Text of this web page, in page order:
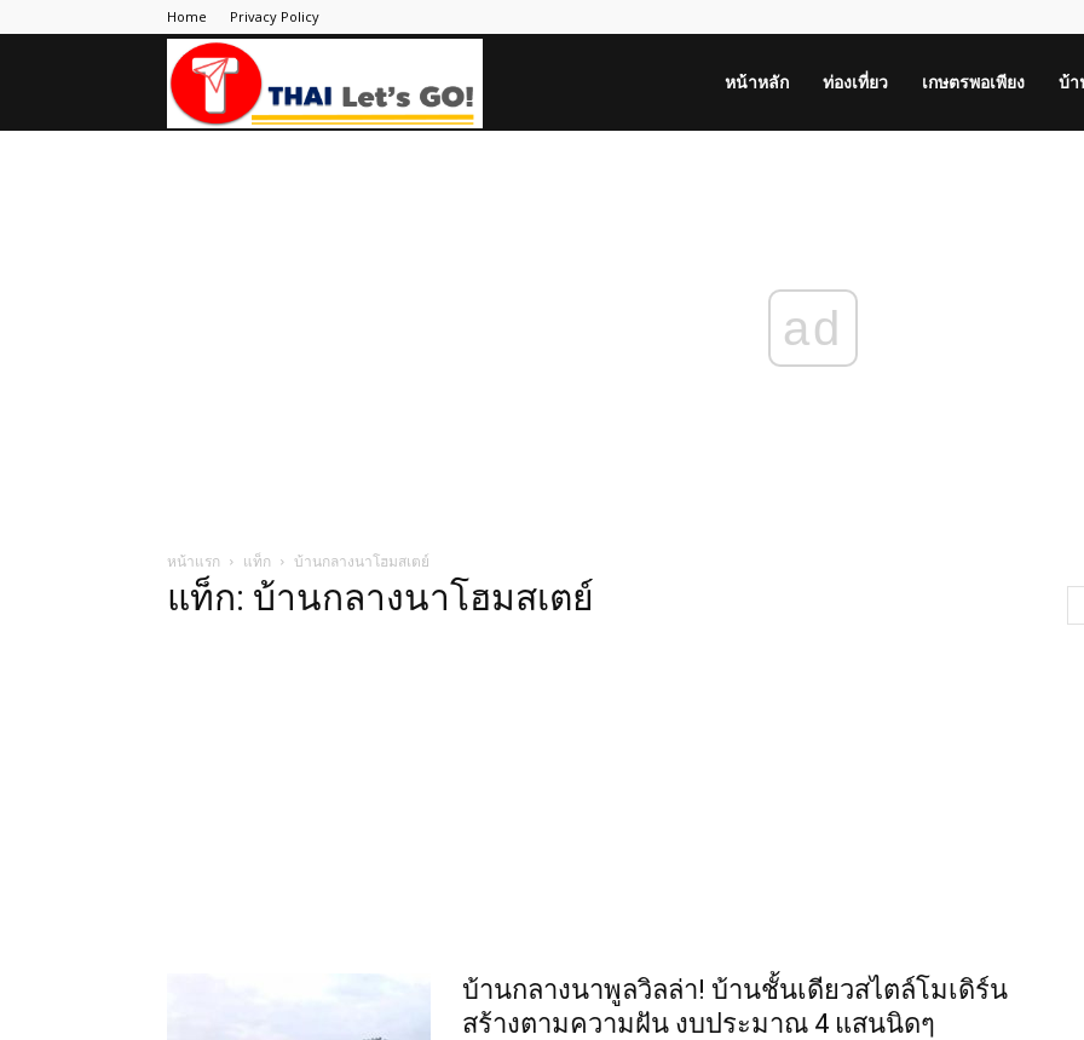
Home Privacy Policy
หน้าหลัก ท่องเที่ยว เกษตรพอเพียง บ้
ad
หน้าแรก แท็ก บ้านกลางนาโฮมสเตย์
แท็ก: บ้านกลางนาโฮมสเตย์
บ้านกลางนาพูลวิลล่า! บ้านชั้นเดียวสไตล์โมเดิร์น
สร้างตามความฝัน งบประมาณ 4 แสนนิดๆ